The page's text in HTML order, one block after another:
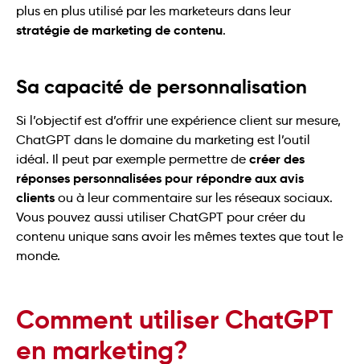
plus en plus utilisé par les marketeurs dans leur
stratégie de marketing de contenu.
Sa capacité de personnalisation
Si l’objectif est d’offrir une expérience client sur mesure,
ChatGPT dans le domaine du marketing est l’outil
idéal. Il peut par exemple permettre de créer des
réponses personnalisées pour répondre aux avis
clients ou à leur commentaire sur les réseaux sociaux.
Vous pouvez aussi utiliser ChatGPT pour créer du
contenu unique sans avoir les mêmes textes que tout le
monde.
Comment utiliser ChatGPT
en marketing?